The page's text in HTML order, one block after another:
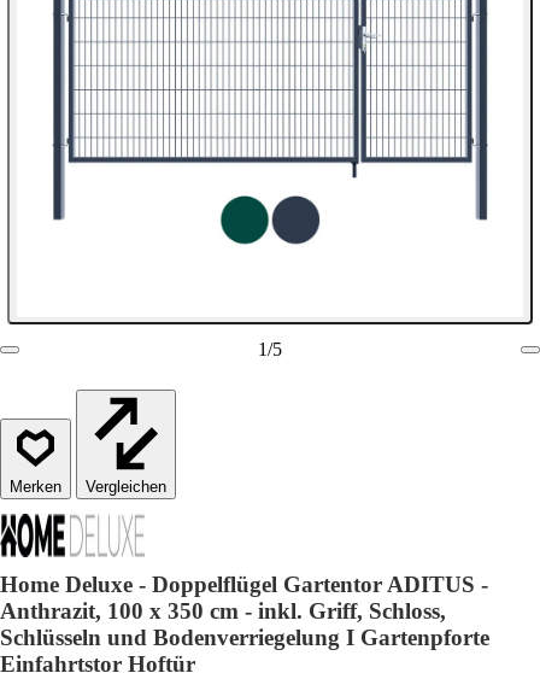
1/5
Vergleichen
Home Deluxe - Doppelflügel Gartentor ADITUS -
Anthrazit, 100 x 350 cm - inkl. Griff, Schloss,
Schlüsseln und Bodenverriegelung I Gartenpforte
Einfahrtstor Hoftür